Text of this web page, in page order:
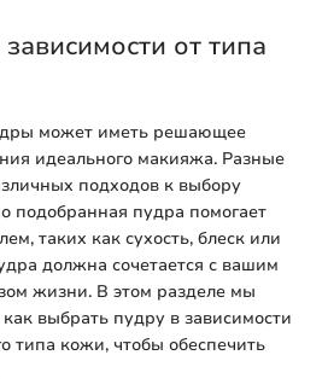
от типа
может иметь решающее
идеального макияжа. Разные
подходов к выбору
подобранная пудра помогает
таких как сухость, блеск или
должна сочетается с вашим
жизни. В этом разделе мы
выбрать пудру в зависимости
типа кожи, чтобы обеспечить